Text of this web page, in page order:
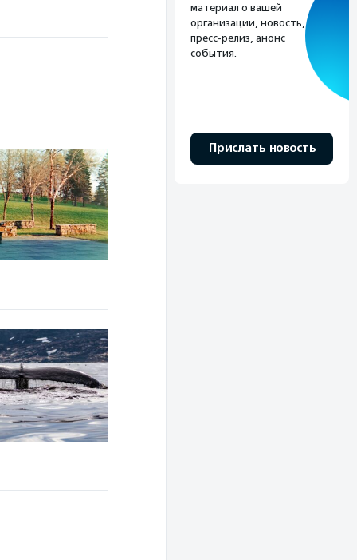
материал о вашей
организации, новость,
пресс-релиз, анонс
события.
Прислать новость